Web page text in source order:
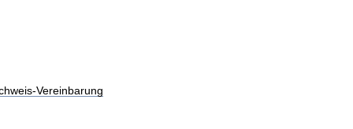
Vereinbarung